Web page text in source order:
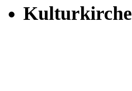
Kulturkirche